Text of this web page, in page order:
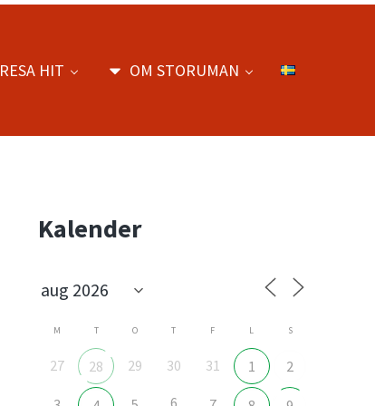
RESA HIT OM STORUMAN
Kalender
M T O T F L S
27 28 29 30 31 1 2
6